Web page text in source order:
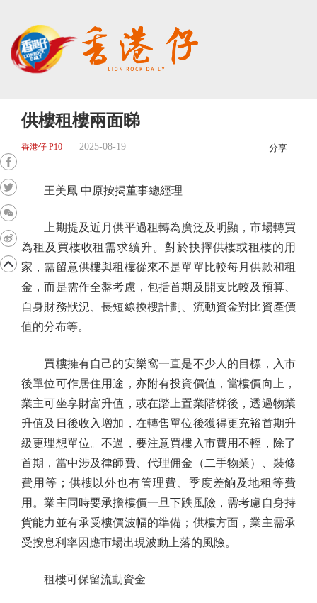
供樓租樓兩面睇
香港仔 P10 2025-08-19 分享
王美鳳 中原按揭董事總經理
上期提及近月供平過租轉為廣泛及明顯，市場轉買
為租及買樓收租需求續升。對於抉擇供樓或租樓的用
家，需留意供樓與租樓從來不是單單比較每月供款和租
金，而是需作全盤考慮，包括首期及開支比較及預算、
自身財務狀況、長短線換樓計劃、流動資金對比資產價
值的分布等。
買樓擁有自己的安樂窩一直是不少人的目標，入市
後單位可作居住用途，亦附有投資價值，當樓價向上，
業主可坐享財富升值，或在踏上置業階梯後，透過物業
升值及日後收入增加，在轉售單位後獲得更充裕首期升
級更理想單位。不過，要注意買樓入市費用不輕，除了
首期，當中涉及律師費、代理佣金（二手物業）、裝修
費用等；供樓以外也有管理費、季度差餉及地租等費
用。業主同時要承擔樓價一旦下跌風險，需考慮自身持
貨能力並有承受樓價波幅的準備；供樓方面，業主需承
受按息利率因應市場出現波動上落的風險。
租樓可保留流動資金